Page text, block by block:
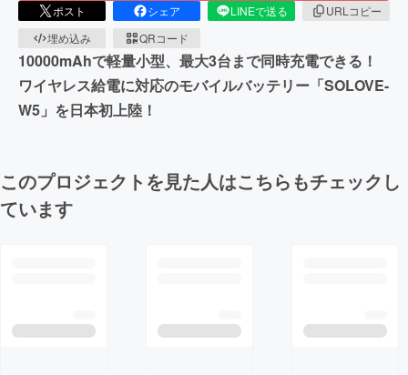
ポスト シェア LINEで送る
URLコピー
埋め込み
QRコード
10000mAhで軽量小型、最大3台まで同時充電できる！
ワイヤレス給電に対応のモバイルバッテリー「SOLOVE-
W5」を日本初上陸！
このプロジェクトを見た人はこちらもチェックし
ています